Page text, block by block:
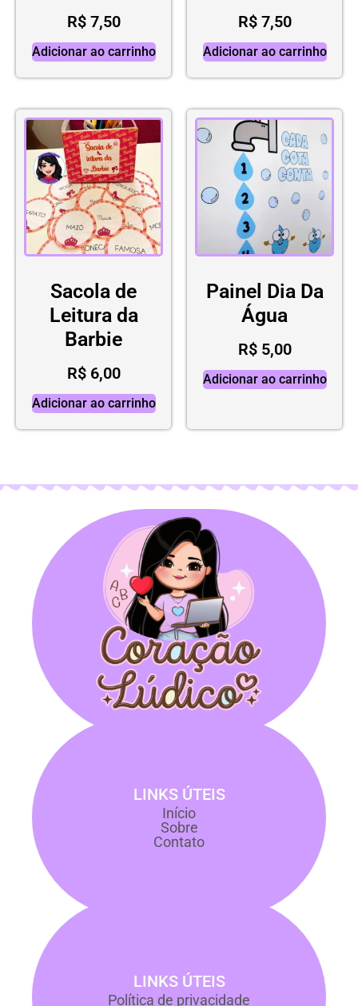
R$7,50
Adicionar ao carrinho
R$7,50
Adicionar ao carrinho
Sacola de
Leitura da
Barbie
R$6,00
Adicionar ao carrinho
Painel Dia Da
Água
R$5,00
Adicionar ao carrinho
LINKS ÚTEIS
Início
Sobre
Contato
LINKS ÚTEIS
Política de privacidade